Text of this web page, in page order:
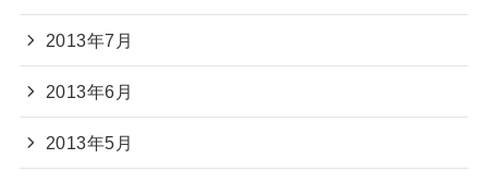
2013年7月
2013年6月
2013年5月